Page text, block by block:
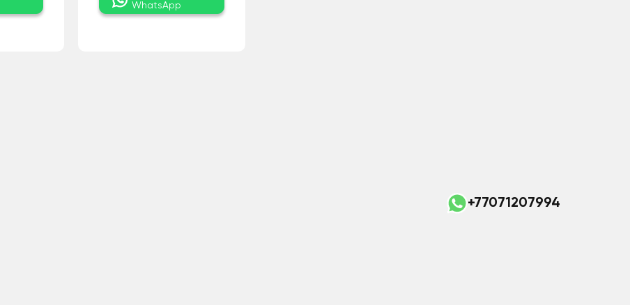
WhatsApp
+77071207994